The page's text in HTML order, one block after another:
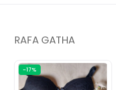
RAFA GATHA
-17%